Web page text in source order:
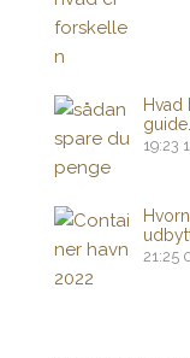
Hvad
guide.
19:23
21:25